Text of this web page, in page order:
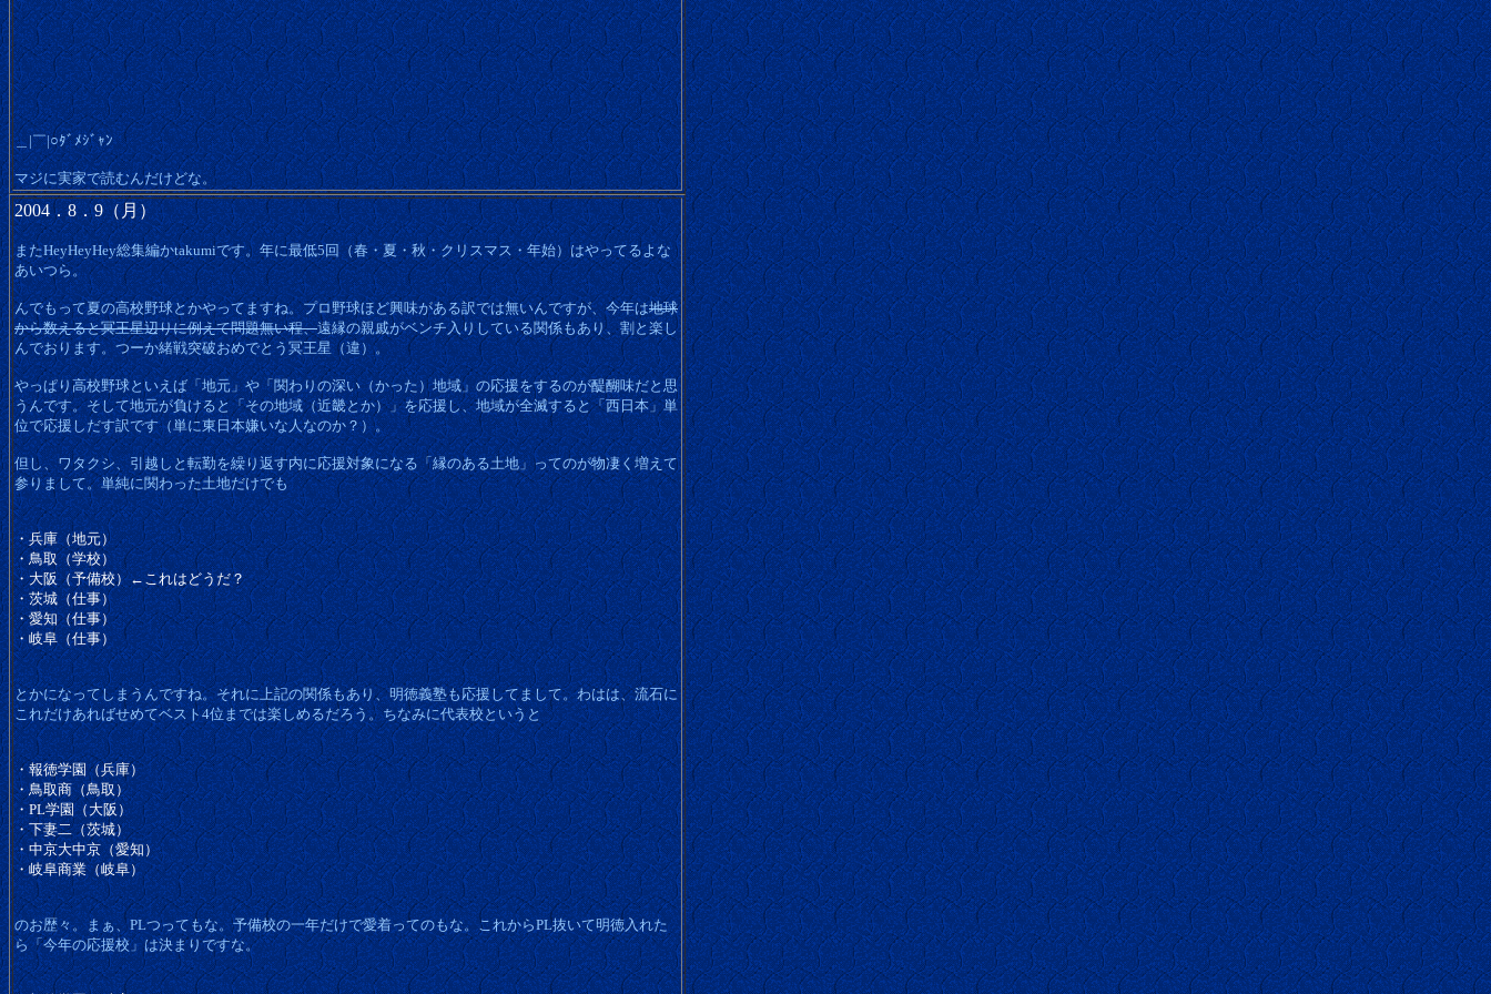
＿|￣|○ﾀﾞﾒｼﾞｬﾝ
マジに実家で読むんだけどな。
2004．8．9（月）
またHeyHeyHey総集編かtakumiです。年に最低5回（春・夏・秋・クリスマス・年始）はやってるよな
あいつら。
んでもって夏の高校野球とかやってますね。プロ野球ほど興味がある訳では無いんですが、今年は地球
から数えると冥王星辺りに例えて問題無い程、遠縁の親戚がベンチ入りしている関係もあり、割と楽し
んでおります。つーか緒戦突破おめでとう冥王星（違）。
やっぱり高校野球といえば「地元」や「関わりの深い（かった）地域」の応援をするのが醍醐味だと思
うんです。そして地元が負けると「その地域（近畿とか）」を応援し、地域が全滅すると「西日本」単
位で応援しだす訳です（単に東日本嫌いな人なのか？）。
但し、ワタクシ、引越しと転勤を繰り返す内に応援対象になる「縁のある土地」ってのが物凄く増えて
参りまして。単純に関わった土地だけでも
・兵庫（地元）
・鳥取（学校）
・大阪（予備校）←これはどうだ？
・茨城（仕事）
・愛知（仕事）
・岐阜（仕事）
とかになってしまうんですね。それに上記の関係もあり、明徳義塾も応援してまして。わはは、流石に
これだけあればせめてベスト4位までは楽しめるだろう。ちなみに代表校というと
・報徳学園（兵庫）
・鳥取商（鳥取）
・PL学園（大阪）
・下妻二（茨城）
・中京大中京（愛知）
・岐阜商業（岐阜）
のお歴々。まぁ、PLつってもな。予備校の一年だけで愛着ってのもな。これからPL抜いて明徳入れた
ら「今年の応援校」は決まりですな。